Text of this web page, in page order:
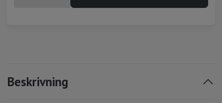
Beskrivning